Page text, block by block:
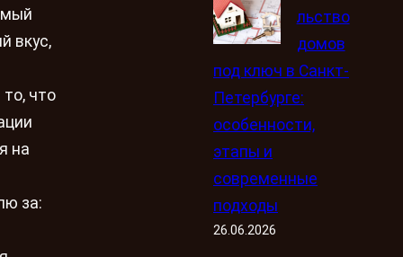
вкус,
что
на
за:
льство
домов
под ключ в Санкт-
Петербурге:
особенности,
этапы и
современные
подходы
26.06.2026